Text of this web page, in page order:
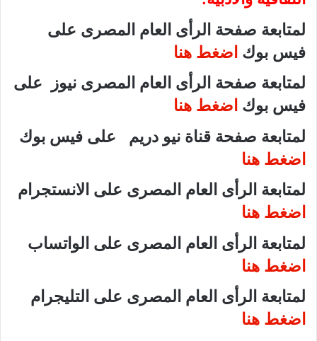
لمتابعة صفحة الرأى العام المصرى على
فيس بوك اضغط هنا
لمتابعة صفحة الرأى العام المصرى نيوز على
فيس بوك اضغط هنا
لمتابعة صفحة قناة نيو دريم على فيس بوك
اضغط هنا
لمتابعة الرأى العام المصرى على الانستجرام
اضغط هنا
لمتابعة الرأى العام المصرى على الواتساب
اضغط هنا
لمتابعة الرأى العام المصرى على التليجرام
اضغط هنا